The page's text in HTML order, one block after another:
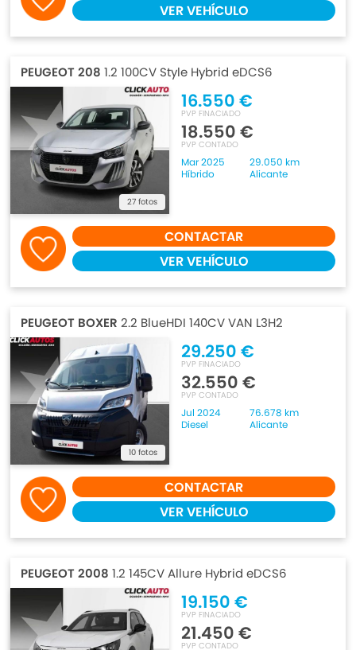
VER VEHÍCULO
PEUGEOT 208 1.2 100CV Style Hybrid eDCS6
27 fotos
16.550 €
PVP FINACIADO
18.550 €
PVP CONTADO
Mar 2025
29.050 km
Híbrido
Alicante
CONTACTAR
VER VEHÍCULO
PEUGEOT BOXER 2.2 BlueHDI 140CV VAN L3H2
10 fotos
29.250 €
PVP FINACIADO
32.550 €
PVP CONTADO
Jul 2024
76.678 km
Diesel
Alicante
CONTACTAR
VER VEHÍCULO
PEUGEOT 2008 1.2 145CV Allure Hybrid eDCS6
19.150 €
PVP FINACIADO
21.450 €
PVP CONTADO